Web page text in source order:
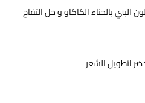
البني بالحناء الكاكاو و خل التفاح
لتطويل الشعر